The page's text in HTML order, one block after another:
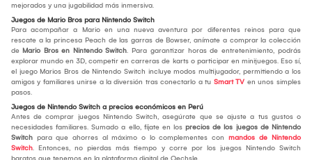
mejorados y una jugabilidad más inmersiva.
Juegos de Mario Bros para Nintendo Switch
Para acompañar a Mario en una nueva aventura por diferentes reinos para que
rescate a la princesa Peach de las garras de Bowser, anímate a comprar la colección
de Mario Bros en Nintendo Switch. Para garantizar horas de entretenimiento, podrás
explorar mundo en 3D, competir en carreras de karts o participar en minijuegos. Eso sí,
el juego Marios Bros de Nintendo Switch incluye modos multijugador, permitiendo a los
amigos y familiares unirse a la diversión tras conectarlo a tu Smart TV en unos simples
pasos.
Juegos de Nintendo Switch a precios económicos en Perú
Antes de comprar juegos Nintendo Switch, asegúrate que se ajuste a tus gustos o
necesidades familiares. Sumado a ello, fíjate en los precios de los juegos de Nintendo
Switch para que ahorres al máximo o lo complementes con mandos de Nintendo
Switch. Entonces, no pierdas más tiempo y corre por los juegos Nintendo Switch